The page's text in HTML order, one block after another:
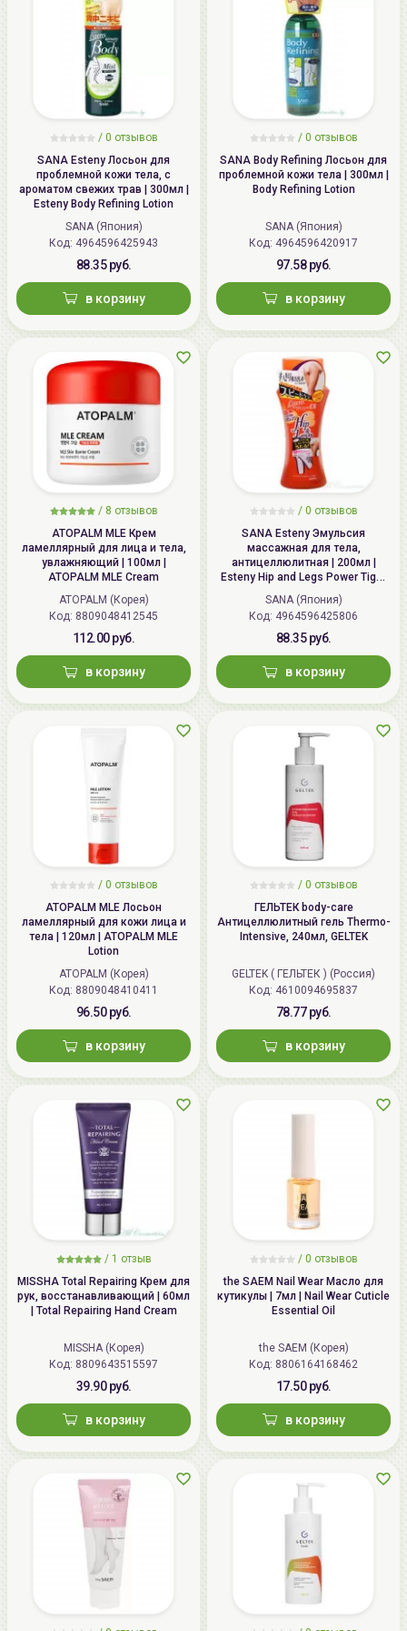
/ 0 отзывов
SANA Esteny Лосьон для
проблемной кожи тела, с
ароматом свежих трав | 300мл |
Esteny Body Refining Lotion
SANA (Япония)
Код: 4964596425943
88.35 руб.
в корзину
/ 0 отзывов
SANA Body Refining Лосьон для
проблемной кожи тела | 300мл |
Body Refining Lotion
SANA (Япония)
Код: 4964596420917
97.58 руб.
в корзину
/ 8 отзывов
ATOPALM MLE Крем
ламеллярный для лица и тела,
увлажняющий | 100мл |
ATOPALM MLE Cream
ATOPALM (Корея)
Код: 8809048412545
112.00 руб.
в корзину
/ 0 отзывов
SANA Esteny Эмульсия
массажная для тела,
антицеллюлитная | 200мл |
Esteny Hip and Legs Power Tight
EX
SANA (Япония)
Код: 4964596425806
88.35 руб.
в корзину
/ 0 отзывов
ATOPALM MLE Лосьон
ламеллярный для кожи лица и
тела | 120мл | ATOPALM MLE
Lotion
ATOPALM (Корея)
Код: 8809048410411
96.50 руб.
в корзину
/ 0 отзывов
ГЕЛЬТЕК body-care
Антицеллюлитный гель Thermo-
Intensive, 240мл, GELTEK
GELTEK ( ГЕЛЬТЕК ) (Россия)
Код: 4610094695837
78.77 руб.
в корзину
/ 1 отзыв
MISSHA Total Repairing Крем для
рук, восстанавливающий | 60мл
| Total Repairing Hand Cream
MISSHA (Корея)
Код: 8809643515597
39.90 руб.
в корзину
/ 0 отзывов
the SAEM Nail Wear Масло для
кутикулы | 7мл | Nail Wear Cuticle
Essential Oil
the SAEM (Корея)
Код: 8806164168462
17.50 руб.
в корзину